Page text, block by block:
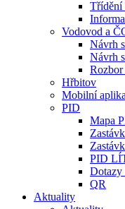
Vodovod a
Návrh
Návrh
Hřbitov
Mobilní
PID
Mapa
PID
Dotazy
QR
Aktuality